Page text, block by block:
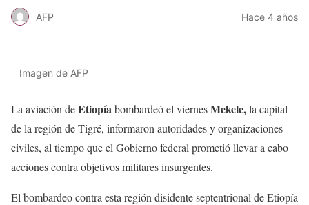
AFP Hace 4 años
Imagen de AFP
La aviación deEtiopíabombardeó el viernesMekele,la capital
de la región de Tigré, informaron autoridades y organizaciones
civiles, al tiempo que el Gobierno federal prometió llevar a cabo
acciones contra objetivos militares insurgentes.
El bombardeo contra esta región disidente septentrional de Etiopía